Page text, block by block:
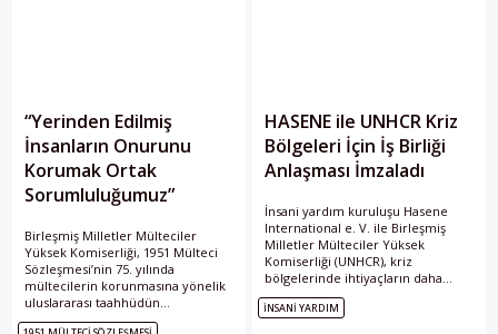
“Yerinden Edilmiş
İnsanların Onurunu
Korumak Ortak
Sorumluluğumuz”
Birleşmiş Milletler Mülteciler
Yüksek Komiserliği, 1951 Mülteci
Sözleşmesi’nin 75. yılında
mültecilerin korunmasına yönelik
uluslararası taahhüdün
güçlendirilmesi için küresel bir
HASENE ile UNHCR Kriz
Bölgeleri İçin İş Birliği
Anlaşması İmzaladı
İnsani yardım kuruluşu Hasene
International e. V. ile Birleşmiş
Milletler Mülteciler Yüksek
Komiserliği (UNHCR), kriz
bölgelerinde ihtiyaçların daha
etkin belirlenmesi ve ortak insani
yardım projelerinin geliştirilmesi
İNSANI YARDIM